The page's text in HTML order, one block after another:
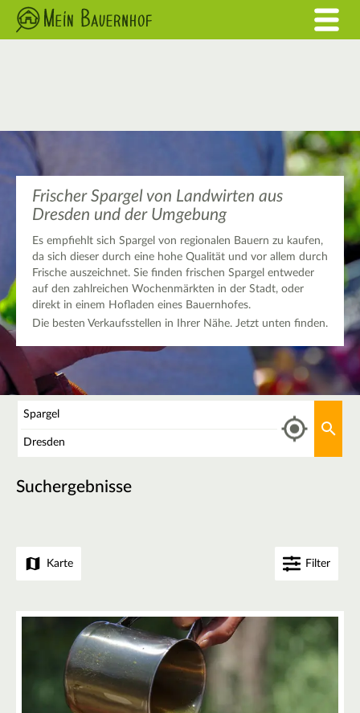
Frischer Spargel von Landwirten aus
Dresden und der Umgebung
Es empfiehlt sich Spargel von regionalen Bauern zu kaufen,
da sich dieser durch eine hohe Qualität und vor allem durch
Frische auszeichnet. Sie finden frischen Spargel entweder
auf den zahlreichen Wochenmärkten in der Stadt, oder
direkt in einem Hofladen eines Bauernhofes.
Die besten Verkaufsstellen in Ihrer Nähe. Jetzt unten finden.
Suchergebnisse
Karte Filter